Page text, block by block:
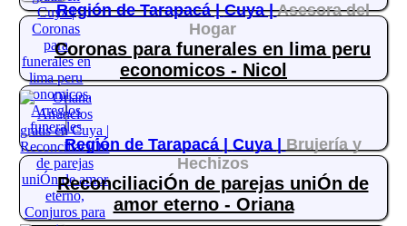
Región de Tarapacá |Cuya |Asesora del
Hogar
Coronas para funerales en lima peru
economicos - Nicol
Región de Tarapacá | Cuya | Brujería y
Hechizos
ReconciliaciÓn de parejas uniÓn de
amor eterno - Oriana